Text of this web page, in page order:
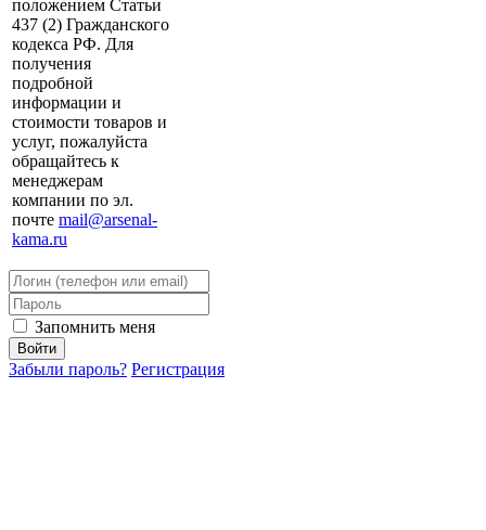
положением Статьи
437 (2) Гражданского
кодекса РФ. Для
получения
подробной
информации и
стоимости товаров и
услуг, пожалуйста
обращайтесь к
менеджерам
компании по эл.
почте mail@arsenal-
kama.ru
Запомнить меня
Забыли пароль? Регистрация